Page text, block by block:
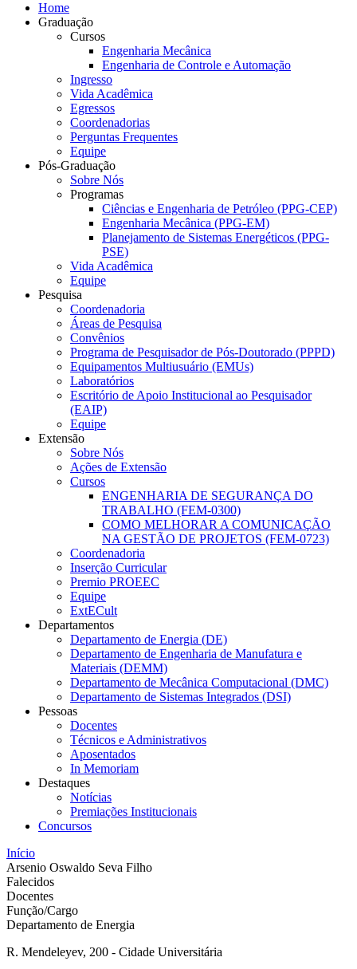
Home
Graduação
Cursos
Engenharia Mecânica
Engenharia de Controle e Automação
Ingresso
Vida Acadêmica
Egressos
Coordenadorias
Perguntas Frequentes
Equipe
Pós-Graduação
Sobre Nós
Programas
Ciências e Engenharia de Petróleo (PPG-CEP)
Engenharia Mecânica (PPG-EM)
Planejamento de Sistemas Energéticos (PPG-
PSE)
Vida Acadêmica
Equipe
Pesquisa
Coordenadoria
Áreas de Pesquisa
Convênios
Programa de Pesquisador de Pós-Doutorado (PPPD)
Equipamentos Multiusuário (EMUs)
Laboratórios
Escritório de Apoio Institucional ao Pesquisador
(EAIP)
Equipe
Extensão
Sobre Nós
Ações de Extensão
Cursos
ENGENHARIA DE SEGURANÇA DO
TRABALHO (FEM-0300)
COMO MELHORAR A COMUNICAÇÃO
NA GESTÃO DE PROJETOS (FEM-0723)
Coordenadoria
Inserção Curricular
Premio PROEEC
Equipe
ExtECult
Departamentos
Departamento de Energia (DE)
Departamento de Engenharia de Manufatura e
Materiais (DEMM)
Departamento de Mecânica Computacional (DMC)
Departamento de Sistemas Integrados (DSI)
Pessoas
Docentes
Técnicos e Administrativos
Aposentados
In Memoriam
Destaques
Notícias
Premiações Institucionais
Concursos
Início
Arsenio Oswaldo Seva Filho
Falecidos
Docentes
Função/Cargo
Departamento de Energia
R. Mendeleyev, 200 - Cidade Universitária